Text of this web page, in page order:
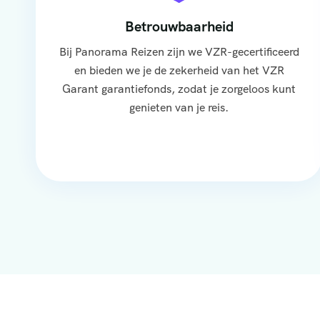
Betrouwbaarheid
Bij Panorama Reizen zijn we VZR-gecertificeerd
en bieden we je de zekerheid van het VZR
Garant garantiefonds, zodat je zorgeloos kunt
genieten van je reis.